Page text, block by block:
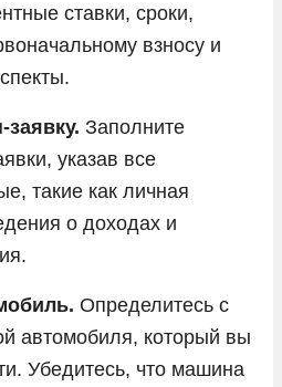
ставки, сроки,
взносу и
Заполните
указав все
такие как личная
о доходах и
Определитесь с
автомобиля, который вы
Убедитесь, что машина